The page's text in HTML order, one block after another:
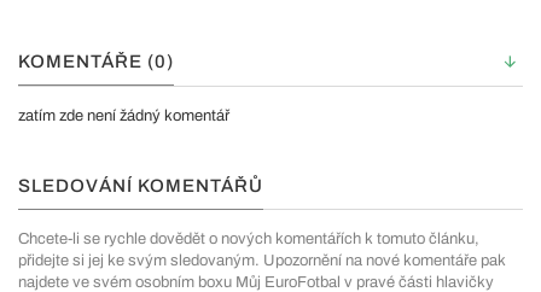
KOMENTÁŘE (0)
zatím zde není žádný komentář
SLEDOVÁNÍ KOMENTÁŘŮ
Chcete-li se rychle dovědět o nových komentářích k tomuto článku,
přidejte si jej ke svým sledovaným. Upozornění na nové komentáře pak
najdete ve svém osobním boxu Můj EuroFotbal v pravé části hlavičky